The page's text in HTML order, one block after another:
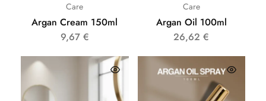
Care
Argan Cream 150ml
9,67 €
Care
Argan Oil 100ml
26,62€